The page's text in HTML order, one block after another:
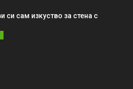
си сам изкуство за стена с